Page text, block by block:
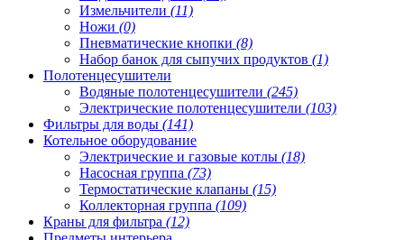
Измельчители (11)
Ножи (0)
Пневматические кнопки (8)
Набор банок для сыпучих продуктов (1)
Полотенцесушители
Водяные полотенцесушители (245)
Электрические полотенцесушители (103)
Фильтры для воды (141)
Котельное оборудование
Электрические и газовые котлы (18)
Насосная группа (73)
Термостатические клапаны (15)
Коллекторная группа (109)
Краны для фильтра (12)